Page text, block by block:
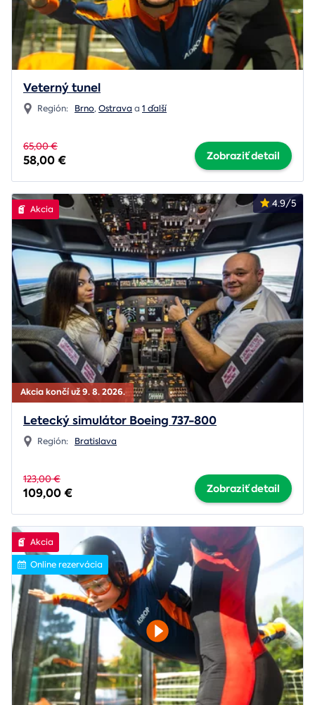
Veterný tunel
Región: Brno,Ostrava a 1 ďalší
65,00 €
58,00 € Zobraziť detail
Akcia končí už 9. 8. 2026.
4.9/5
Akcia
Letecký simulátor Boeing 737-800
Región: Bratislava
123,00 €
109,00 € Zobraziť detail
Akcia
Online rezervácia